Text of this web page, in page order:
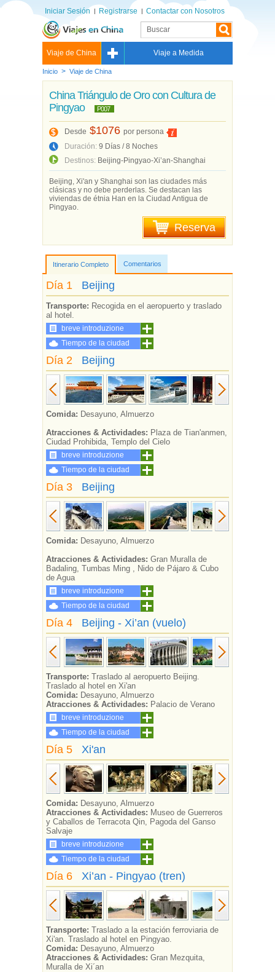
Iniciar Sesión Registrarse Contactar con Nosotros
Viaje de China Viaje a Medida
Inicio > Viaje de China
China Triángulo de Oro con Cultura de
Pingyao
P007
Desde $1076 por persona
Duración: 9 Días / 8 Noches
Destinos: Beijing-Pingyao-Xi’an-Shanghai
Beijing, Xi'an y Shanghai son las ciudades más
clásicas y no debe perderlas. Se destacan las
viviendas de étnia Han en la Ciudad Antigua de
Pingyao.
Reserva
Itinerario Completo Comentarios
Día 1 Beijing
Transporte: Recogida en el aeropuerto y traslado
al hotel.
breve introduzione
Tiempo de la ciudad
Día 2 Beijing
Comida: Desayuno, Almuerzo
Atracciones & Actividades: Plaza de Tian'anmen,
Ciudad Prohibida, Templo del Cielo
breve introduzione
Tiempo de la ciudad
Día 3 Beijing
Comida: Desayuno, Almuerzo
Atracciones & Actividades: Gran Muralla de
Badaling, Tumbas Ming , Nido de Pájaro & Cubo
de Agua
breve introduzione
Tiempo de la ciudad
Día 4 Beijing - Xi’an (vuelo)
Transporte: Traslado al aeropuerto Beijing.
Traslado al hotel en Xi'an
Comida: Desayuno, Almuerzo
Atracciones & Actividades: Palacio de Verano
breve introduzione
Tiempo de la ciudad
Día 5 Xi'an
Comida: Desayuno, Almuerzo
Atracciones & Actividades: Museo de Guerreros
y Caballos de Terracota Qin, Pagoda del Ganso
Salvaje
breve introduzione
Tiempo de la ciudad
Día 6 Xi’an - Pingyao (tren)
Transporte: Traslado a la estación ferroviaria de
Xi'an. Traslado al hotel en Pingyao.
Comida: Desayuno, Almuerzo
Atracciones & Actividades: Gran Mezquita,
Muralla de Xi´an